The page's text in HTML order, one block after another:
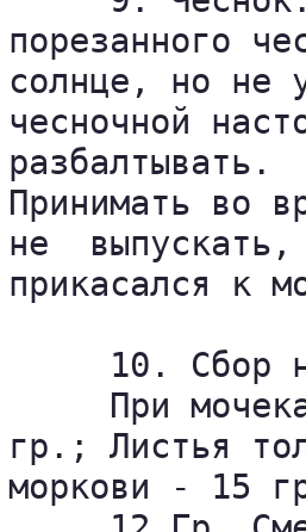
порезанного
солнце, но не
чесночной
Принимать во
не
прикасался к
10. Сбор
При
гр.; Листья
моркови - 15